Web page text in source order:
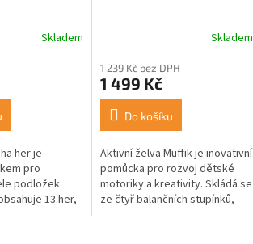
Skladem
her je
pro
podložek
13 her,
Skladem
1 239 Kč bez DPH
1 499 Kč
Do košíku
Aktivní želva Muffik je inovativní
pomůcka pro rozvoj dětské
motoriky a kreativity. Skládá se
ze čtyř balančních stupínků,